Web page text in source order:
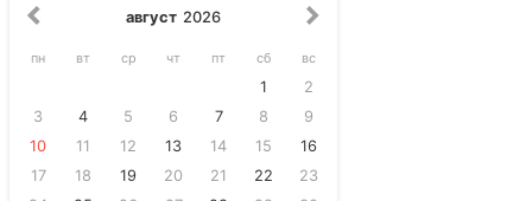
август 2026
пн вт ср чт пт сб вс
1
2
3
4 5 6 7 8
9
10
11 12 13 14 15
16
17
18 19 20 21 22
23